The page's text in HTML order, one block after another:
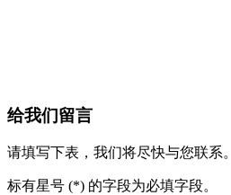
给我们留言
请填写下表，我们将尽快与您联系。
标有星号 (*) 的字段为必填字段。